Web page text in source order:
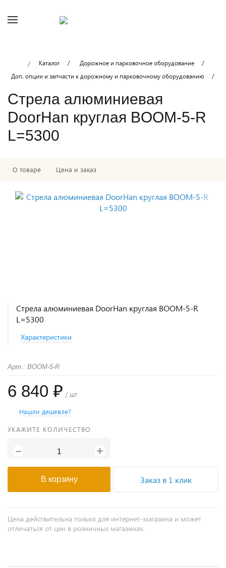
Каталог
Дорожное и парковочное оборудование
Доп. опции и запчасти к дорожному и парковочному оборудованию
Стрела алюминиевая
DoorHan круглая BOOM-5-R
L=5300
О товаре Цена и заказ
Стрела алюминиевая DoorHan круглая BOOM-5-R
L=5300
Характеристики
Арт.: BOOM-5-R
6 840 ₽ / шт
Нашли дешевле?
УКАЖИТЕ КОЛИЧЕСТВО
− +
В корзину Заказ в 1 клик
Цена действительна только для интернет-магазина и может
отличаться от цен в розничных магазинах.